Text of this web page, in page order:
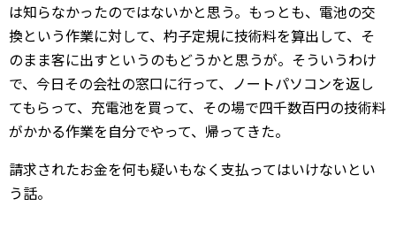
は知らなかったのではないかと思う。もっとも、電池の交
換という作業に対して、杓子定規に技術料を算出して、そ
のまま客に出すというのもどうかと思うが。そういうわけ
で、今日その会社の窓口に行って、ノートパソコンを返し
てもらって、充電池を買って、その場で四千数百円の技術料
がかかる作業を自分でやって、帰ってきた。
請求されたお金を何も疑いもなく支払ってはいけないとい
う話。